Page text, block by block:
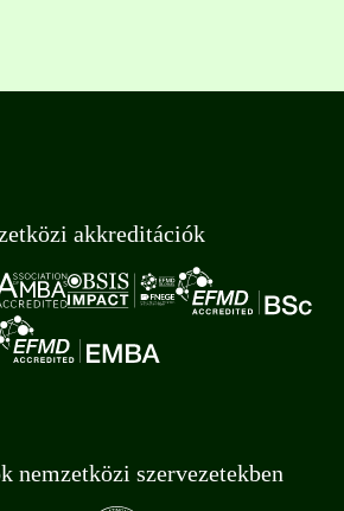
akkreditációk
nemzetközi szervezetekben